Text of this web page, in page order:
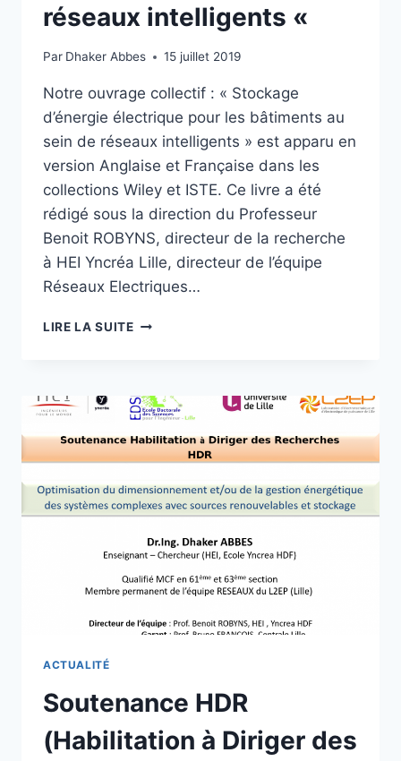
réseaux intelligents «
Par Dhaker Abbes 15 juillet 2019
Notre ouvrage collectif : « Stockage
d’énergie électrique pour les bâtiments au
sein de réseaux intelligents » est apparu en
version Anglaise et Française dans les
collections Wiley et ISTE. Ce livre a été
rédigé sous la direction du Professeur
Benoit ROBYNS, directeur de la recherche
à HEI Yncréa Lille, directeur de l’équipe
Réseaux Electriques…
LIRE LA SUITEAPPARITION
COLLECTIF
« STOCKAGE
D’ÉNERGIE
ÉLECTRIQUE
LES
BÂTIMENTS
SEIN
RÉSEAUX
«
ACTUALITÉ
Soutenance HDR
(Habilitation à Diriger des